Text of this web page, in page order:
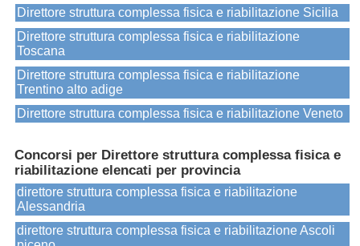
Direttore struttura complessa fisica e riabilitazione Sicilia
Direttore struttura complessa fisica e riabilitazione
Toscana
Direttore struttura complessa fisica e riabilitazione
Trentino alto adige
Direttore struttura complessa fisica e riabilitazione Veneto
Concorsi per Direttore struttura complessa fisica e
riabilitazione elencati per provincia
direttore struttura complessa fisica e riabilitazione
Alessandria
direttore struttura complessa fisica e riabilitazione Ascoli